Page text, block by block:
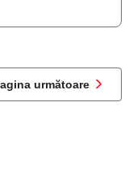
următoare